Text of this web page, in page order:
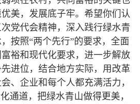
美，发展底子牢。希望你们认
党代会精神，深入践行绿水青
按照“两个先行”的要求，全面
裕和现代化要求，进一步解放
进位，结合地方实际，用改革
、企业和每个人都充满活力，
通道，把绿水青山做得更美，